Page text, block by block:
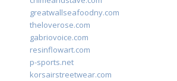
greatwallseafoodny.com
theloverose.com
gabriovoice.com
resinflowart.com
p-sports.net
korsairstreetwear.com